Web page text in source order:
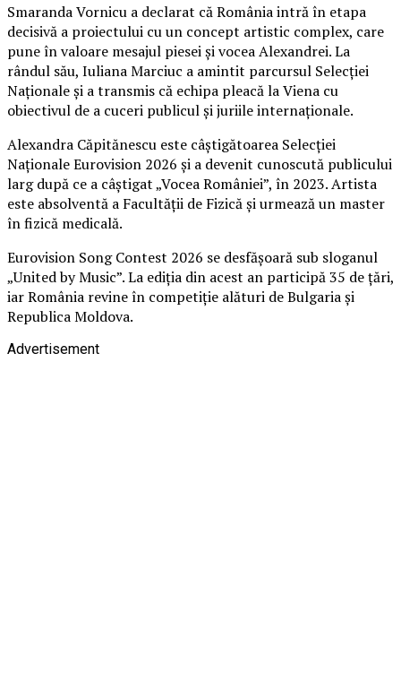
Smaranda Vornicu a declarat că România intră în etapa
decisivă a proiectului cu un concept artistic complex, care
pune în valoare mesajul piesei și vocea Alexandrei. La
rândul său, Iuliana Marciuc a amintit parcursul Selecției
Naționale și a transmis că echipa pleacă la Viena cu
obiectivul de a cuceri publicul și juriile internaționale.
Alexandra Căpitănescu este câștigătoarea Selecției
Naționale Eurovision 2026 și a devenit cunoscută publicului
larg după ce a câștigat „Vocea României”, în 2023. Artista
este absolventă a Facultății de Fizică și urmează un master
în fizică medicală.
Eurovision Song Contest 2026 se desfășoară sub sloganul
„United by Music”. La ediția din acest an participă 35 de țări,
iar România revine în competiție alături de Bulgaria și
Republica Moldova.
Advertisement